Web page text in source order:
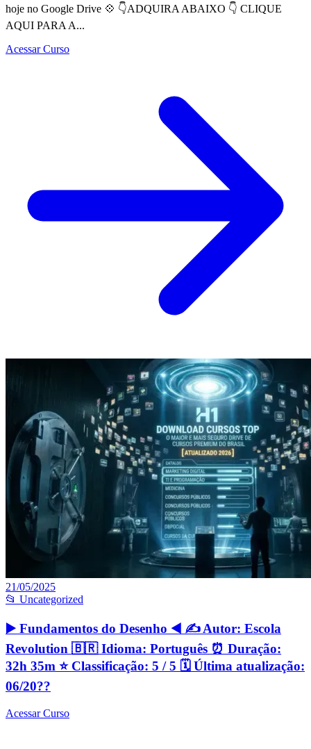
hoje no Google Drive 💠 👇ADQUIRA ABAIXO 👇 CLIQUE
AQUI PARA A...
Acessar Curso
21/05/2025
📂 Uncategorized
▶️ Fundamentos do Desenho ◀️ ✍️ Autor: Escola
Revolution 🇧🇷 Idioma: Português ⏰ Duração:
32h 35m ⭐️ Classificação: 5 / 5 🗓 Última atualização:
06/20??
Acessar Curso